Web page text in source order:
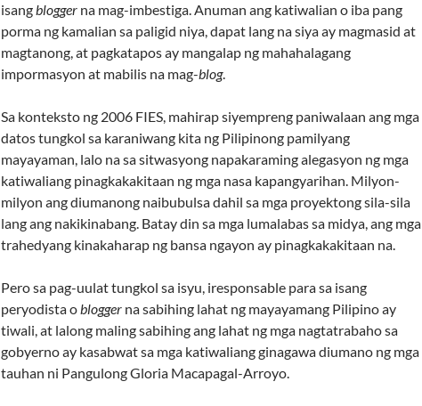
isangblogger na mag-imbestiga. Anuman ang katiwalian o iba pang
porma ng kamalian sa paligid niya, dapat lang na siya ay magmasid at
magtanong, at pagkatapos ay mangalap ng mahahalagang
impormasyon at mabilis na mag-blog.
Sa konteksto ng 2006 FIES, mahirap siyempreng paniwalaan ang mga
datos tungkol sa karaniwang kita ng Pilipinong pamilyang
mayayaman, lalo na sa sitwasyong napakaraming alegasyon ng mga
katiwaliang pinagkakakitaan ng mga nasa kapangyarihan. Milyon-
milyon ang diumanong naibubulsa dahil sa mga proyektong sila-sila
lang ang nakikinabang. Batay din sa mga lumalabas sa midya, ang mga
trahedyang kinakaharap ng bansa ngayon ay pinagkakakitaan na.
Pero sa pag-uulat tungkol sa isyu, iresponsable para sa isang
peryodista oblogger na sabihing lahat ng mayayamang Pilipino ay
tiwali, at lalong maling sabihing ang lahat ng mga nagtatrabaho sa
gobyerno ay kasabwat sa mga katiwaliang ginagawa diumano ng mga
tauhan ni Pangulong Gloria Macapagal-Arroyo.